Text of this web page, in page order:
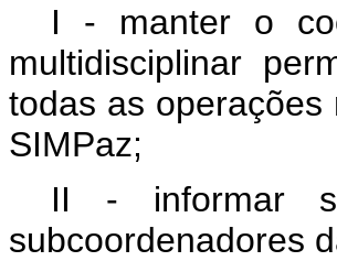
I - manter o
multidisciplinar
todas as
SIMPaz;
II - informar
subcoordenadores